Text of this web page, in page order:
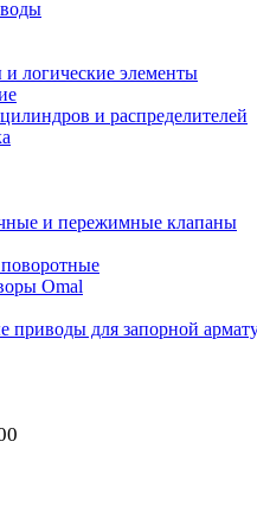
логические элементы
и распределителей
и пережимные клапаны
Omal
приводы для запорной